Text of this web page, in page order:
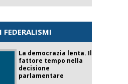
FEDERALISMI
La democrazia lenta. Il
fattore tempo nella
decisione
parlamentare